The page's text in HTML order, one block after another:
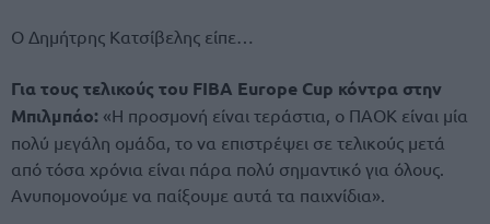
Ο Δημήτρης Κατσίβελης είπε…
Για τους τελικούς του FIBA Europe Cup κόντρα στην
Μπιλμπάο: «Η προσμονή είναι τεράστια, ο ΠΑΟΚ είναι μία
πολύ μεγάλη ομάδα, το να επιστρέψει σε τελικούς μετά
από τόσα χρόνια είναι πάρα πολύ σημαντικό για όλους.
Ανυπομονούμε να παίξουμε αυτά τα παιχνίδια».